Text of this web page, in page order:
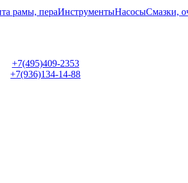
рамы, пераИнструментыНасосыСмазки,
+7(495)409-2353
+7(936)134-14-88